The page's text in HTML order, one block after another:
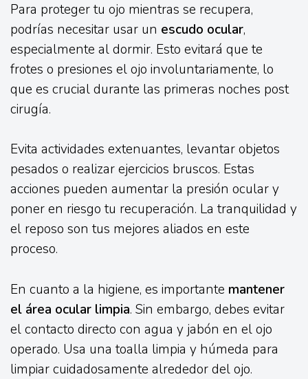
Para proteger tu ojo mientras se recupera,
podrías necesitar usar un escudo ocular,
especialmente al dormir. Esto evitará que te
frotes o presiones el ojo involuntariamente, lo
que es crucial durante las primeras noches post
cirugía.
Evita actividades extenuantes, levantar objetos
pesados o realizar ejercicios bruscos. Estas
acciones pueden aumentar la presión ocular y
poner en riesgo tu recuperación. La tranquilidad y
el reposo son tus mejores aliados en este
proceso.
En cuanto a la higiene, es importante mantener
el área ocular limpia. Sin embargo, debes evitar
el contacto directo con agua y jabón en el ojo
operado. Usa una toalla limpia y húmeda para
limpiar cuidadosamente alrededor del ojo.